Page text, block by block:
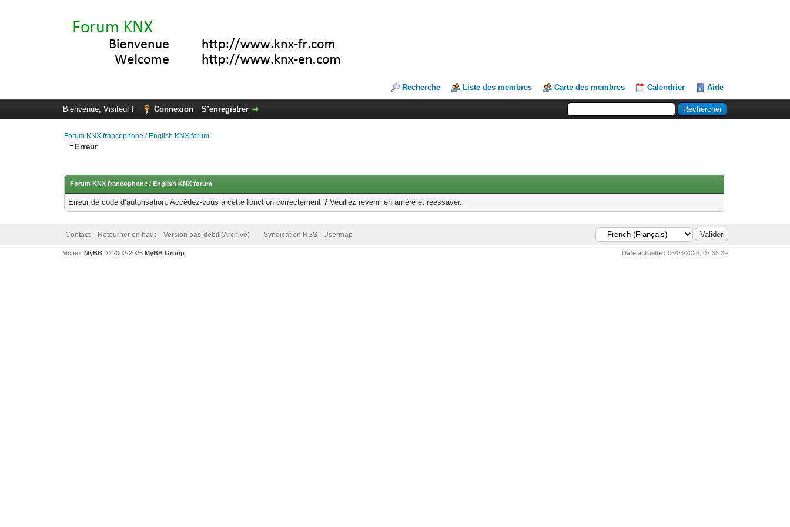
Recherche Liste des membres Carte des membres Calendrier Aide
Bienvenue, Visiteur ! Connexion S’enregistrer
Forum KNX francophone / English KNX forum
Erreur
Forum KNX francophone / English KNX forum
Erreur de code d’autorisation. Accédez-vous à cette fonction correctement ? Veuillez revenir en arrière et réessayer.
Contact Retourner en haut Version bas-débit (Archivé) Syndication RSS Usermap
Date actuelle : 06/08/2026, 07:35:39
Moteur MyBB, © 2002-2026 MyBB Group.